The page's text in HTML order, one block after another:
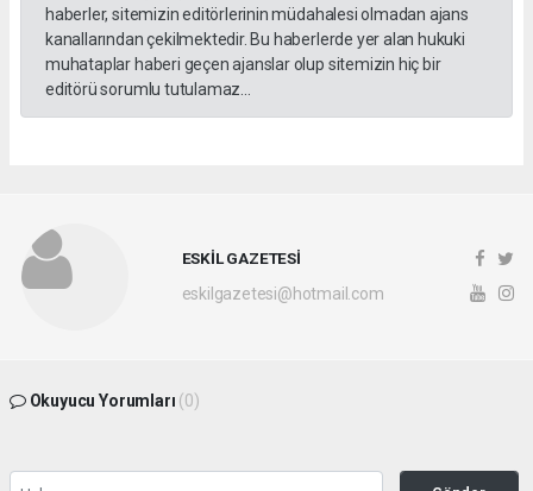
haberler, sitemizin editörlerinin müdahalesi olmadan ajans
kanallarından çekilmektedir. Bu haberlerde yer alan hukuki
muhataplar haberi geçen ajanslar olup sitemizin hiç bir
editörü sorumlu tutulamaz...
ESKİL GAZETESİ
eskilgazetesi@hotmail.com
Okuyucu Yorumları (0)